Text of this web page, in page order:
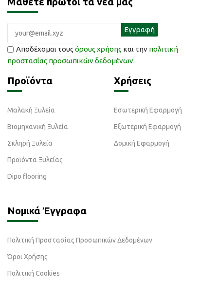
Αποδέχομαι τους όρους χρήσης και την πολιτική
προστασίας προσωπικών δεδομένων.
Προϊόντα
Μαλακή Ξυλεία
Βιομηχανική Ξυλεία
Σκληρή Ξυλεία
Προϊόντα Ξυλείας
Dipo flooring
Χρήσεις
Εσωτερική Εφαρμογή
Εξωτερική Εφαρμογή
Δομική Εφαρμογή
Νομικά Έγγραφα
Πολιτική Προστασίας Προσωπικών Δεδομένων
Όροι Χρήσης
Πολιτική Cookies